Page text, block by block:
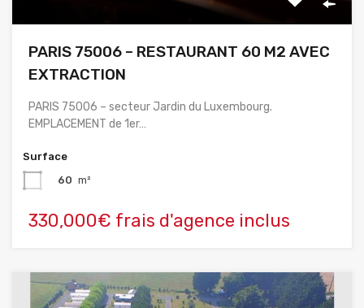
PARIS 75006 – RESTAURANT 60 M2 AVEC
EXTRACTION
PARIS 75006 – secteur Jardin du Luxembourg.
EMPLACEMENT de 1er…
Surface
60 m²
330,000€ frais d'agence inclus